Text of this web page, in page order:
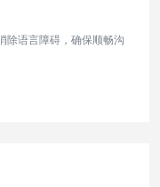
除语言障碍，确保顺畅沟